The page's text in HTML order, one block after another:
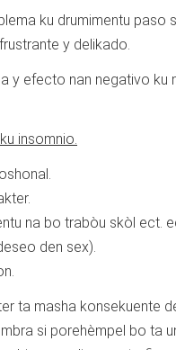
ku drumimentu paso
y delikado.
y efecto nan negativo
insomnio.
na bo trabòu skòl ect.
den sex).
ta masha konsekuente
si porehèmpel bo ta